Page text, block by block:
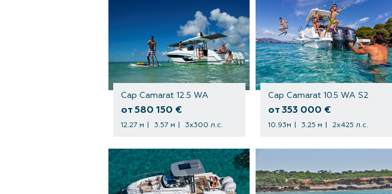
Cap Camarat 12.5 WA
от 580 150 €
12.27 м 3.57 м 3х300 л.с.
Cap Camarat 10.5 WA S2
от 353 000 €
10.93м 3.25 м 2х425 л.с.